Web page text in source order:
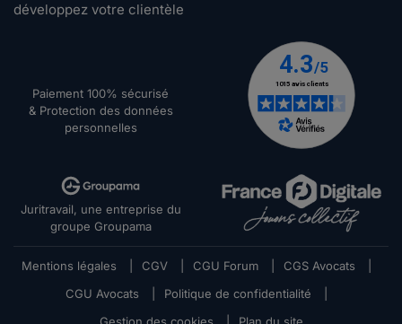
développez votre clientèle
Paiement 100% sécurisé
& Protection des données
personnelles
Juritravail, une entreprise du
groupe Groupama
Mentions légales CGV CGU Forum CGS Avocats
CGU Avocats
Politique de confidentialité